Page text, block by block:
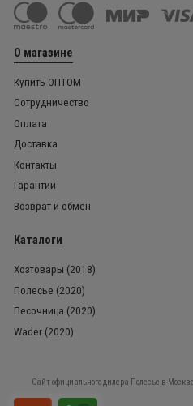
О магазине
Купить ОПТОМ
Сотрудничество
Оплата
Доставка
Контакты
Гарантии
Возврат и обмен
Каталоги
Хозтовары (2018)
Полесье (2020)
Песочница (2020)
Wader (2020)
Сайт официального дилера Полесье в